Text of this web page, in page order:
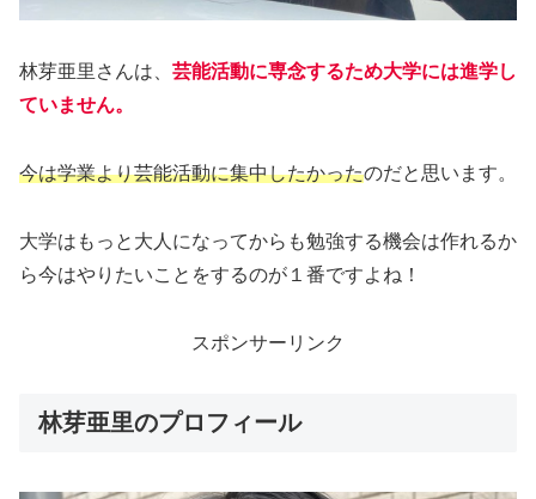
林芽亜里さんは、 芸能活動に専念するため大学には進学し
ていません。
今は学業より芸能活動に集中したかったのだと思います。
大学はもっと大人になってからも勉強する機会は作れるか
ら今はやりたいことをするのが１番ですよね！
スポンサーリンク
林芽亜里のプロフィール